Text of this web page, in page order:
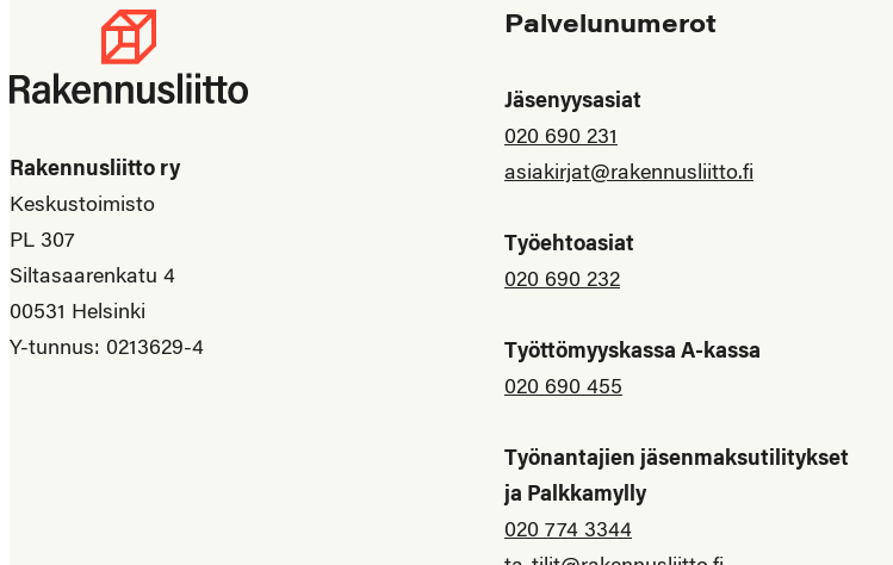
Rakennusliitto ry
Keskustoimisto
PL 307
Siltasaarenkatu 4
00531 Helsinki
Y-tunnus: 0213629-4
Palvelunumerot
Jäsenyysasiat
020 690 231
asiakirjat@rakennusliitto.fi
Työehtoasiat
020 690 232
Työttömyyskassa A-kassa
020 690 455
Työnantajien jäsenmaksutilitykset
ja Palkkamylly
020 774 3344